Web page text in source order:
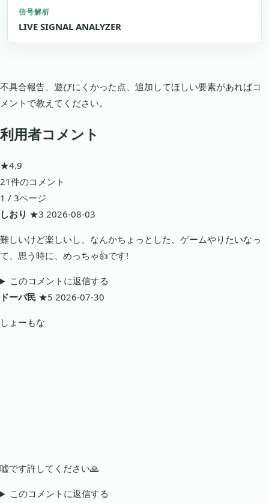
信号解析
LIVE SIGNAL ANALYZER
不具合報告、遊びにくかった点、追加してほしい要素があればコ
メントで教えてください。
利用者コメント
★4.9
21件のコメント
1 / 3ページ
しおり ★3 2026-08-03
難しいけど楽しいし、なんかちょっとした、ゲームやりたいなっ
て、思う時に、めっちゃ👍です!
このコメントに返信する
ドーパ民 ★5 2026-07-30
しょーもな
嘘です許してください🙏
このコメントに返信する